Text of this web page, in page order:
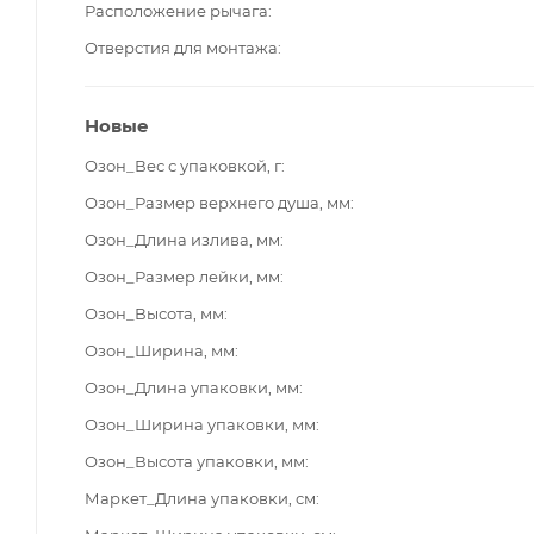
Расположение рычага
Отверстия для монтажа
Новые
Озон_Вес с упаковкой, г
Озон_Размер верхнего душа, мм
Озон_Длина излива, мм
Озон_Размер лейки, мм
Озон_Высота, мм
Озон_Ширина, мм
Озон_Длина упаковки, мм
Озон_Ширина упаковки, мм
Озон_Высота упаковки, мм
Маркет_Длина упаковки, см